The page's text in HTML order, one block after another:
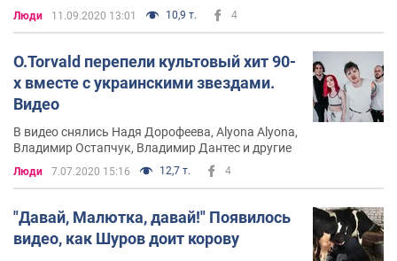
Люди 11.09.2020 13:01 10,9 т. 4
O.Torvald перепели культовый хит 90-
х вместе с украинскими звездами.
Видео
В видео снялись Надя Дорофеева, Alyona Alyona,
Владимир Остапчук, Владимир Дантес и другие
Люди 7.07.2020 15:16 12,7 т. 4
"Давай, Малютка, давай!" Появилось
видео, как Шуров доит корову